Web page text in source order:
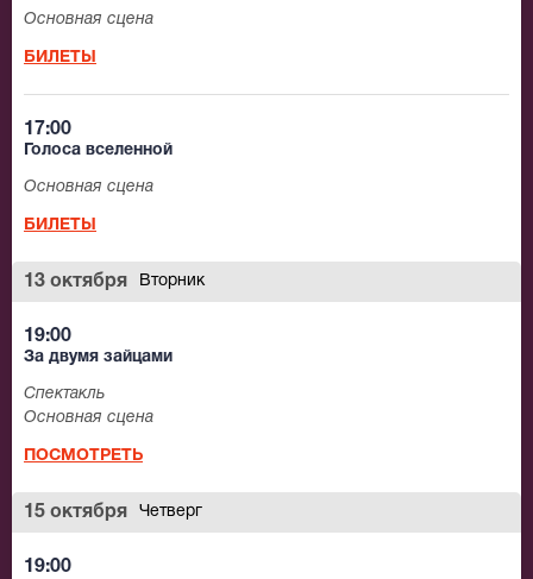
Основная сцена
БИЛЕТЫ
17:00
Голоса вселенной
Основная сцена
БИЛЕТЫ
13 октября Вторник
19:00
За двумя зайцами
Спектакль
Основная сцена
ПОСМОТРЕТЬ
15 октября Четверг
19:00